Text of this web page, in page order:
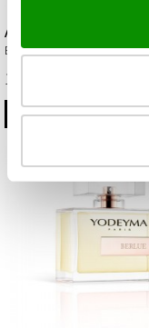
Avec Toi
Eau de Parfum 100ml
12 327 Ft‎
VÁSÁRLÁS